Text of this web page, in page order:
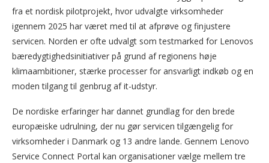
fra et nordisk pilotprojekt, hvor udvalgte virksomheder
igennem 2025 har været med til at afprøve og finjustere
servicen. Norden er ofte udvalgt som testmarked for Lenovos
bæredygtighedsinitiativer på grund af regionens høje
klimaambitioner, stærke processer for ansvarligt indkøb og en
moden tilgang til genbrug af it-udstyr.
De nordiske erfaringer har dannet grundlag for den brede
europæiske udrulning, der nu gør servicen tilgængelig for
virksomheder i Danmark og 13 andre lande. Gennem Lenovo
Service Connect Portal kan organisationer vælge mellem tre